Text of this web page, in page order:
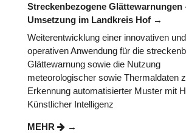
Streckenbezogene Glättewarnungen
Umsetzung im Landkreis Hof
Weiterentwicklung einer innovativen und
operativen Anwendung für die
Glättewarnung sowie die Nutzung
meteorologischer sowie Thermaldaten
Erkennung automatisierter Muster mit
Künstlicher Intelligenz
MEHR